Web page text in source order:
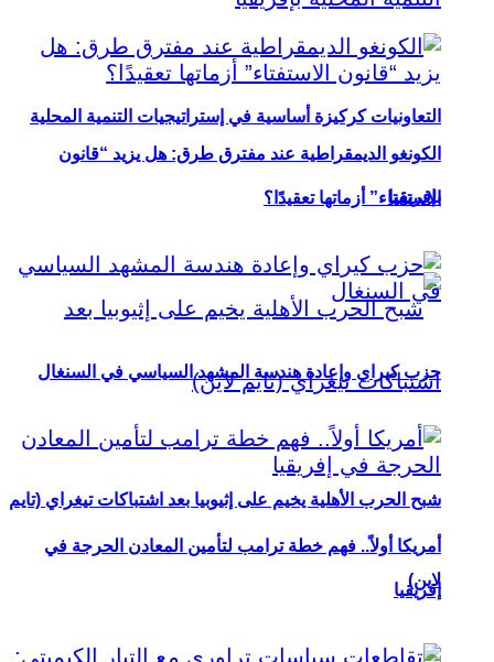
التعاونيات كركيزة أساسية في إستراتيجيات التنمية المحلية
بإفريقيا
شبح الحرب الأهلية يخيم على إثيوبيا بعد اشتباكات تيغراي (تايم
لاين)
الكونغو الديمقراطية عند مفترق طرق: هل يزيد “قانون
الاستفتاء” أزماتها تعقيدًا؟
حزب كيراي وإعادة هندسة المشهد السياسي في السنغال
أمريكا أولاً.. فهم خطة ترامب لتأمين المعادن الحرجة في
إفريقيا